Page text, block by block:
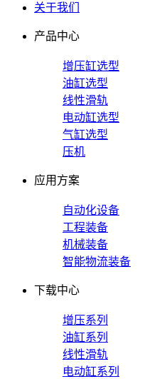
关于我们
产品中心
增压缸选型
油缸选型
线性滑轨
电动缸选型
气缸选型
压机
应用方案
自动化设备
工程装备
机械装备
智能物流装备
下载中心
增压系列
油缸系列
线性滑轨
电动缸系列